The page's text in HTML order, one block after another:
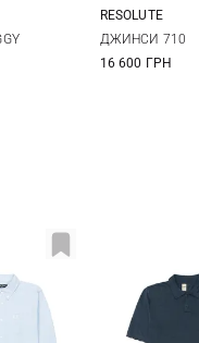
RESOLUTE
ДЖИНСИ 710
16 600 ГРН